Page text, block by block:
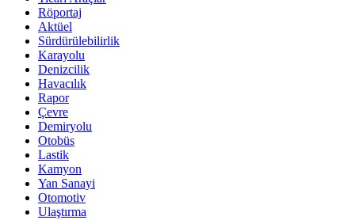
Röportaj
Aktüel
Sürdürülebilirlik
Karayolu
Denizcilik
Havacılık
Rapor
Çevre
Demiryolu
Otobüs
Lastik
Kamyon
Yan Sanayi
Otomotiv
Ulaştırma